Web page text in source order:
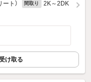
ト） 間取り 2K～2DK
け取る